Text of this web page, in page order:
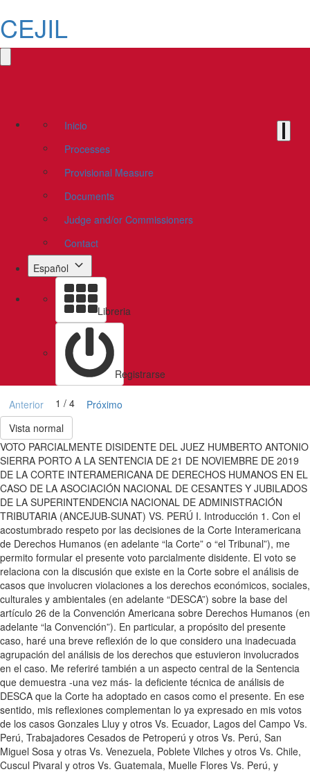
CEJIL
Inicio
Processes
Provisional Measure
Documents
Judge and/or Commissioners
Contact
Español
Libreria
Registrarse
Anterior 1 / 4
Próximo
Vista normal
VOTO PARCIALMENTE DISIDENTE DEL JUEZ HUMBERTO ANTONIO
SIERRA PORTO A LA SENTENCIA DE 21 DE NOVIEMBRE DE 2019
DE LA CORTE INTERAMERICANA DE DERECHOS HUMANOS EN EL
CASO DE LA ASOCIACIÓN NACIONAL DE CESANTES Y JUBILADOS
DE LA SUPERINTENDENCIA NACIONAL DE ADMINISTRACIÓN
TRIBUTARIA (ANCEJUB-SUNAT) VS. PERÚ I. Introducción 1. Con el
acostumbrado respeto por las decisiones de la Corte Interamericana
de Derechos Humanos (en adelante “la Corte” o “el Tribunal”), me
permito formular el presente voto parcialmente disidente. El voto se
relaciona con la discusión que existe en la Corte sobre el análisis de
casos que involucren violaciones a los derechos económicos, sociales,
culturales y ambientales (en adelante “DESCA”) sobre la base del
artículo 26 de la Convención Americana sobre Derechos Humanos (en
adelante “la Convención”). En particular, a propósito del presente
caso, haré una breve reflexión de lo que considero una inadecuada
agrupación del análisis de los derechos que estuvieron involucrados
en el caso. Me referiré también a un aspecto central de la Sentencia
que demuestra -una vez más- la deficiente técnica de análisis de
DESCA que la Corte ha adoptado en casos como el presente. En ese
sentido, mis reflexiones complementan lo ya expresado en mis votos
de los casos Gonzales Lluy y otros Vs. Ecuador, Lagos del Campo Vs.
Perú, Trabajadores Cesados de Petroperú y otros Vs. Perú, San
Miguel Sosa y otras Vs. Venezuela, Poblete Vilches y otros Vs. Chile,
Cuscul Pivaral y otros Vs. Guatemala, Muelle Flores Vs. Perú, y